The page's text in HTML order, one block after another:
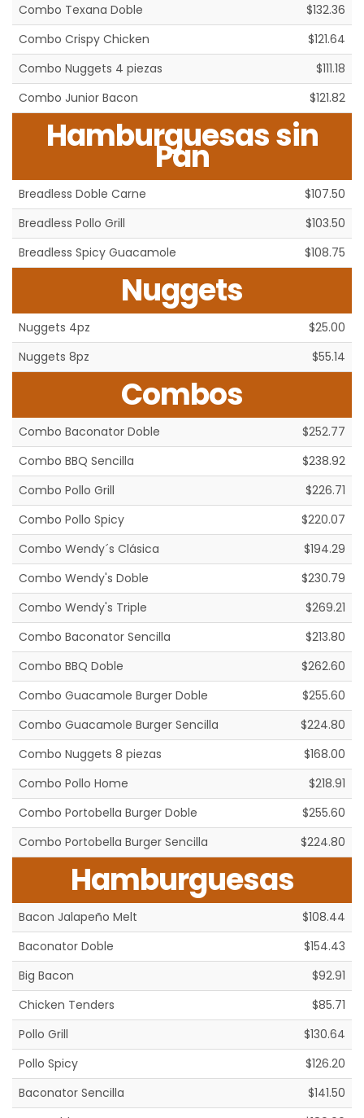
Combo Texana Doble
$132.36
Combo Crispy Chicken
$121.64
Combo Nuggets 4 piezas
$111.18
Combo Junior Bacon
$121.82
Hamburguesas sin
Pan
Breadless Doble Carne
$107.50
Breadless Pollo Grill
$103.50
Breadless Spicy Guacamole
$108.75
Nuggets
Nuggets 4pz
$25.00
Nuggets 8pz
$55.14
Combos
Combo Baconator Doble
$252.77
Combo BBQ Sencilla
$238.92
Combo Pollo Grill
$226.71
Combo Pollo Spicy
$220.07
Combo Wendy´s Clásica
$194.29
Combo Wendy's Doble
$230.79
Combo Wendy's Triple
$269.21
Combo Baconator Sencilla
$213.80
Combo BBQ Doble
$262.60
Combo Guacamole Burger Doble
$255.60
Combo Guacamole Burger Sencilla
$224.80
Combo Nuggets 8 piezas
$168.00
Combo Pollo Home
$218.91
Combo Portobella Burger Doble
$255.60
Combo Portobella Burger Sencilla
$224.80
Hamburguesas
Bacon Jalapeño Melt
$108.44
Baconator Doble
$154.43
Big Bacon
$92.91
Chicken Tenders
$85.71
Pollo Grill
$130.64
Pollo Spicy
$126.20
Baconator Sencilla
$141.50